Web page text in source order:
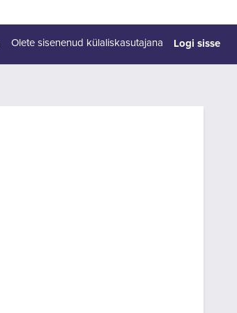
Olete sisenenud külaliskasutajana Logi sisse